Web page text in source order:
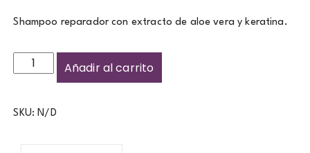
Shampoo reparador con extracto de aloe vera y keratina.
Añadir al carrito
SKU:N/D